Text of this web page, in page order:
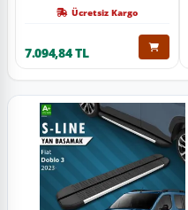
Ücretsiz Kargo
7.094,84 TL